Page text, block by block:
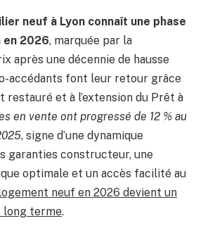
neuf à Lyon connaît une phase
2026, marquée par la
après une décennie de hausse
accédants font leur retour grâce
restauré et à l’extension du Prêt à
en vente ont progressé de 12 % au
, signe d’une dynamique
garanties constructeur, une
optimale et un accès facilité au
neuf en 2026 devient un
long terme.